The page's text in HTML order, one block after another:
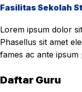
Fasilitas Sekolah
Lorem ipsum dolor
Phasellus sit amet
fames ac ante ipsum
Daftar Guru